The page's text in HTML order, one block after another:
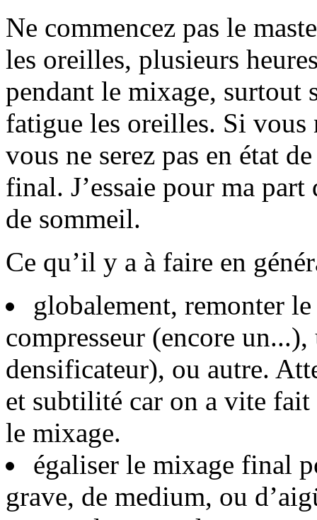
Ne commencez pas le
les oreilles, plusieurs
pendant le mixage, surtout
fatigue les oreilles. Si vous
vous ne serez pas en état
final. J’essaie pour ma
de sommeil.
Ce qu’il y a à faire en
globalement, remonter
compresseur (encore
densificateur), ou autre.
et subtilité car on a vite fait
le mixage.
égaliser le mixage final
grave, de medium, ou